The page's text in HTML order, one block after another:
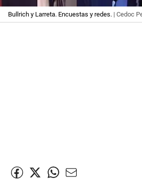
Bullrich y Larreta. Encuestas y redes. | Cedoc